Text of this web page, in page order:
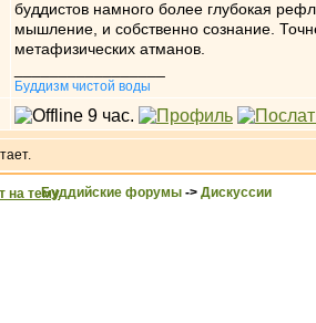
буддистов намного более глубокая
мышление, и собственно сознание.
метафизических атманов.
Буддизм чистой воды
Буддийские форумы -> Дискуссии